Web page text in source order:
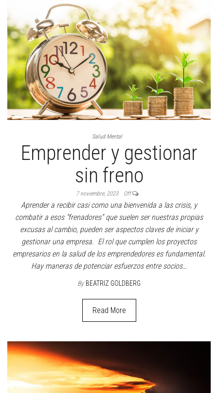
Salud Mental
Emprender y gestionar
sin freno
7 noviembre, 2023 Off
Aprender a recibir casi como una bienvenida a las crisis, y
combatir a esos “frenadores” que suelen ser nuestras propias
excusas al cambio, pueden ser aspectos claves de iniciar y
gestionar una empresa. El rol que cumplen los proyectos
empresarios en la salud de los emprendedores es fundamental.
Hay maneras de potenciar esfuerzos entre socios…
By BEATRIZ GOLDBERG
Read More